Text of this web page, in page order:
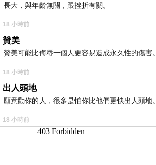
長大，與年齡無關，跟挫折有關。
18 小時前
贊美
贊美可能比侮辱一個人更容易造成永久性的傷害。
18 小時前
出人頭地
願意勸你的人，很多是怕你比他們更快出人頭地。
18 小時前